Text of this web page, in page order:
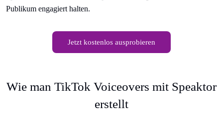
Publikum engagiert halten.
Jetzt kostenlos ausprobieren
Wie man TikTok Voiceovers mit Speaktor
erstellt